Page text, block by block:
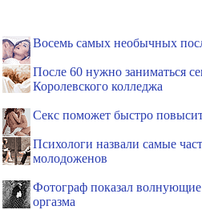
Восемь самых необычных
После 60 нужно заниматься
Королевского колледжа
Секс поможет быстро
Психологи назвали самые
молодоженов
Фотограф показал
оргазма